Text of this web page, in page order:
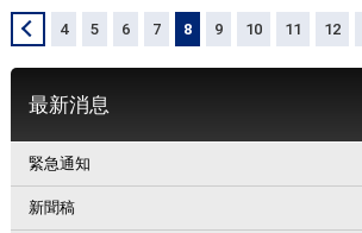
4 5 6 7 8 9 10 11 12
最新消息
緊急通知
新聞稿